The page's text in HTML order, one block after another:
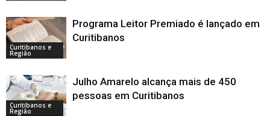
Curitibanos e
Região
Programa Leitor Premiado é lançado em
Curitibanos
Curitibanos e
Região
Julho Amarelo alcança mais de 450
pessoas em Curitibanos